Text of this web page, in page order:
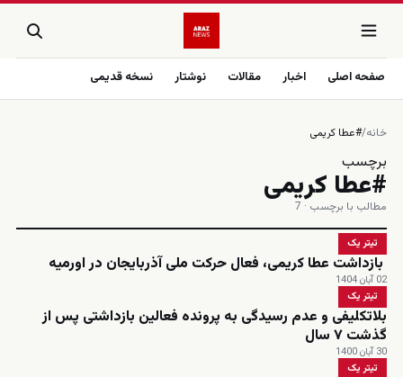
صفحه اصلی اخبار مقالات نوشتار نسخه قدیمی
خانه/#عطا کریمی
برچسب
#عطا کریمی
مطالب با برچسب · 7
تیتر یک
بازداشت عطا کریمی، فعال حرکت ملی آذربایجان در اورمیه
02 آبان 1404
تیتر یک
بلاتکلیفی و عدم رسیدگی به پرونده فعالین بازداشتی پس از
گذشت ۷ سال
30 آبان 1400
تیتر یک